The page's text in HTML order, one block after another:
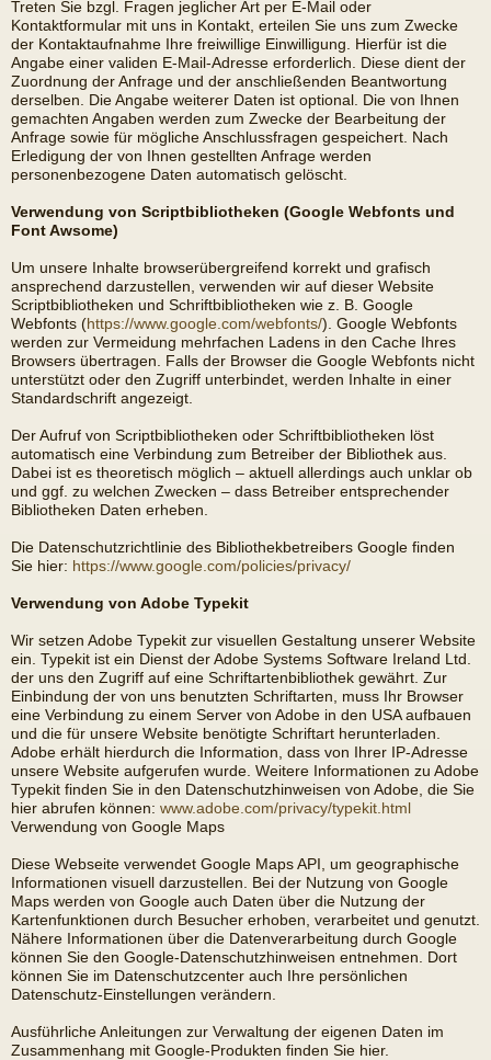
Treten Sie bzgl. Fragen jeglicher Art per E-Mail oder
Kontaktformular mit uns in Kontakt, erteilen Sie uns zum Zwecke
der Kontaktaufnahme Ihre freiwillige Einwilligung. Hierfür ist die
Angabe einer validen E-Mail-Adresse erforderlich. Diese dient der
Zuordnung der Anfrage und der anschließenden Beantwortung
derselben. Die Angabe weiterer Daten ist optional. Die von Ihnen
gemachten Angaben werden zum Zwecke der Bearbeitung der
Anfrage sowie für mögliche Anschlussfragen gespeichert. Nach
Erledigung der von Ihnen gestellten Anfrage werden
personenbezogene Daten automatisch gelöscht.
Verwendung von Scriptbibliotheken (Google Webfonts und
Font Awsome)
Um unsere Inhalte browserübergreifend korrekt und grafisch
ansprechend darzustellen, verwenden wir auf dieser Website
Scriptbibliotheken und Schriftbibliotheken wie z. B. Google
Webfonts (https://www.google.com/webfonts/). Google Webfonts
werden zur Vermeidung mehrfachen Ladens in den Cache Ihres
Browsers übertragen. Falls der Browser die Google Webfonts nicht
unterstützt oder den Zugriff unterbindet, werden Inhalte in einer
Standardschrift angezeigt.
Der Aufruf von Scriptbibliotheken oder Schriftbibliotheken löst
automatisch eine Verbindung zum Betreiber der Bibliothek aus.
Dabei ist es theoretisch möglich – aktuell allerdings auch unklar ob
und ggf. zu welchen Zwecken – dass Betreiber entsprechender
Bibliotheken Daten erheben.
Die Datenschutzrichtlinie des Bibliothekbetreibers Google finden
Sie hier: https://www.google.com/policies/privacy/
Verwendung von Adobe Typekit
Wir setzen Adobe Typekit zur visuellen Gestaltung unserer Website
ein. Typekit ist ein Dienst der Adobe Systems Software Ireland Ltd.
der uns den Zugriff auf eine Schriftartenbibliothek gewährt. Zur
Einbindung der von uns benutzten Schriftarten, muss Ihr Browser
eine Verbindung zu einem Server von Adobe in den USA aufbauen
und die für unsere Website benötigte Schriftart herunterladen.
Adobe erhält hierdurch die Information, dass von Ihrer IP-Adresse
unsere Website aufgerufen wurde. Weitere Informationen zu Adobe
Typekit finden Sie in den Datenschutzhinweisen von Adobe, die Sie
hier abrufen können: www.adobe.com/privacy/typekit.html
Verwendung von Google Maps
Diese Webseite verwendet Google Maps API, um geographische
Informationen visuell darzustellen. Bei der Nutzung von Google
Maps werden von Google auch Daten über die Nutzung der
Kartenfunktionen durch Besucher erhoben, verarbeitet und genutzt.
Nähere Informationen über die Datenverarbeitung durch Google
können Sie den Google-Datenschutzhinweisen entnehmen. Dort
können Sie im Datenschutzcenter auch Ihre persönlichen
Datenschutz-Einstellungen verändern.
Ausführliche Anleitungen zur Verwaltung der eigenen Daten im
Zusammenhang mit Google-Produkten finden Sie hier.